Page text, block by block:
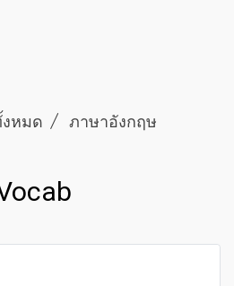
หมด
ภาษาอังกฤษ